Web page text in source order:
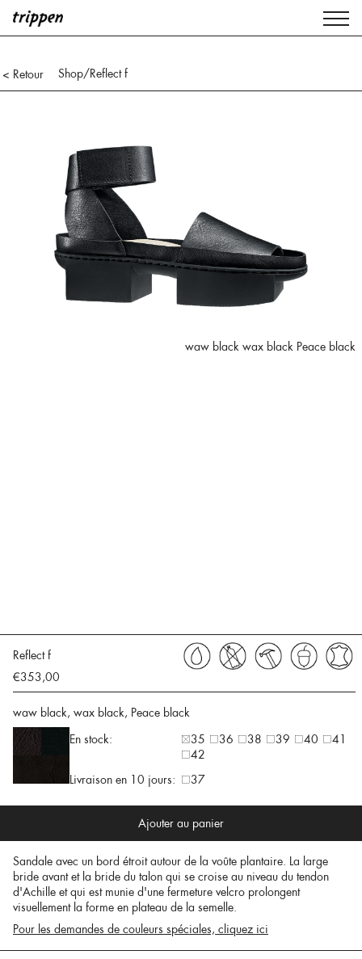
< Retour Shop/Reflect f
waw black wax black Peace black
Reflect f
€353,00
waw black, wax black, Peace black
En stock:
35 36 38 39 40
41
42
Livraison en 10 jours:
37
Ajouter au panier
Sandale avec un bord étroit autour de la voûte plantaire. La large
bride avant et la bride du talon qui se croise au niveau du tendon
d'Achille et qui est munie d'une fermeture velcro prolongent
visuellement la forme en plateau de la semelle.
Pour les demandes de couleurs spéciales, cliquez ici